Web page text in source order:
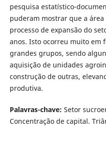
pesquisa estatístico-
puderam mostrar que a
processo de expansão do
anos. Isto ocorreu muito em
grandes grupos, sendo
aquisição de unidades
construção de outras,
produtiva.
Palavras-chave: Setor
Concentração de capital.